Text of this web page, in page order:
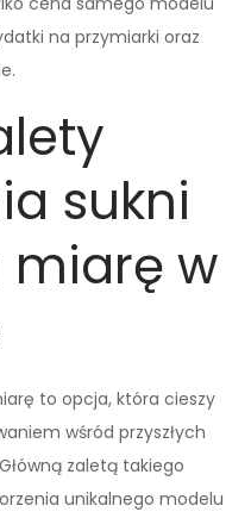
na przymiarki oraz
sukni
miarę w
to opcja, która cieszy
wśród przyszłych
zaletą takiego
unikalnego modelu